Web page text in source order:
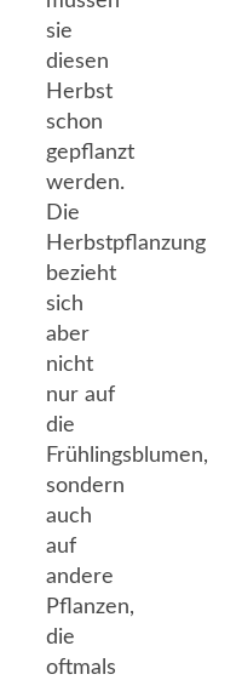
sie
diesen
Herbst
schon
gepflanzt
werden.
Die
Herbstpflanzung
bezieht
sich
aber
nicht
nur auf
die
Frühlingsblumen,
sondern
auch
auf
andere
Pflanzen,
die
oftmals